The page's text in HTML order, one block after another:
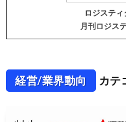
ロジステ
月刊ロジス
経営/業界動向 カテ